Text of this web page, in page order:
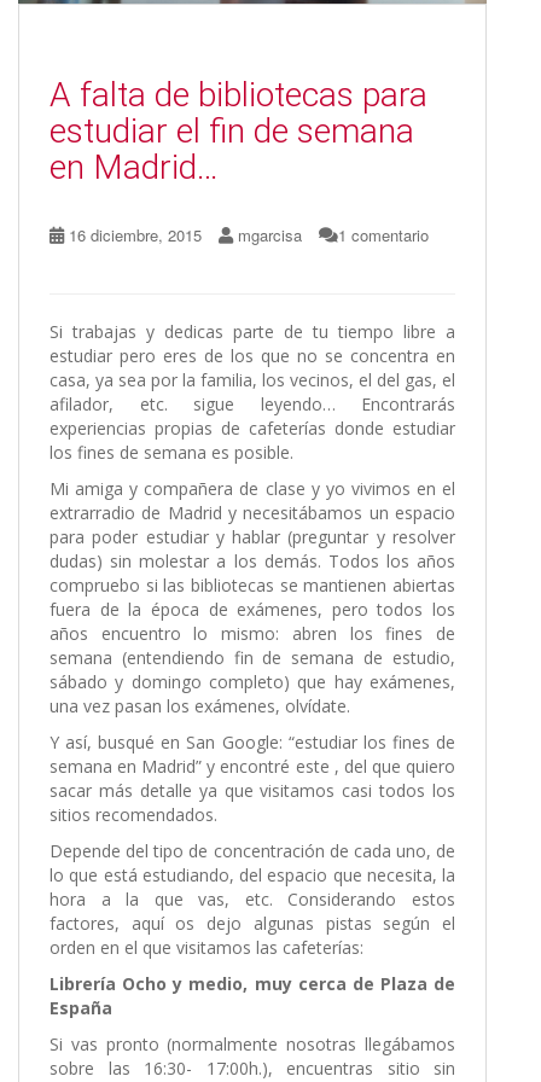
A falta de bibliotecas para
estudiar el fin de semana
en Madrid…
16 diciembre, 2015 mgarcisa 1 comentario
Si trabajas y dedicas parte de tu tiempo libre a
estudiar pero eres de los que no se concentra en
casa, ya sea por la familia, los vecinos, el del gas, el
afilador, etc. sigue leyendo… Encontrarás
experiencias propias de cafeterías donde estudiar
los fines de semana es posible.
Mi amiga y compañera de clase y yo vivimos en el
extrarradio de Madrid y necesitábamos un espacio
para poder estudiar y hablar (preguntar y resolver
dudas) sin molestar a los demás. Todos los años
compruebo si las bibliotecas se mantienen abiertas
fuera de la época de exámenes, pero todos los
años encuentro lo mismo: abren los fines de
semana (entendiendo fin de semana de estudio,
sábado y domingo completo) que hay exámenes,
una vez pasan los exámenes, olvídate.
Y así, busqué en San Google: “estudiar los fines de
semana en Madrid” y encontré este , del que quiero
sacar más detalle ya que visitamos casi todos los
sitios recomendados.
Depende del tipo de concentración de cada uno, de
lo que está estudiando, del espacio que necesita, la
hora a la que vas, etc. Considerando estos
factores, aquí os dejo algunas pistas según el
orden en el que visitamos las cafeterías:
Librería Ocho y medio, muy cerca de Plaza de
España
Si vas pronto (normalmente nosotras llegábamos
sobre las 16:30- 17:00h.), encuentras sitio sin